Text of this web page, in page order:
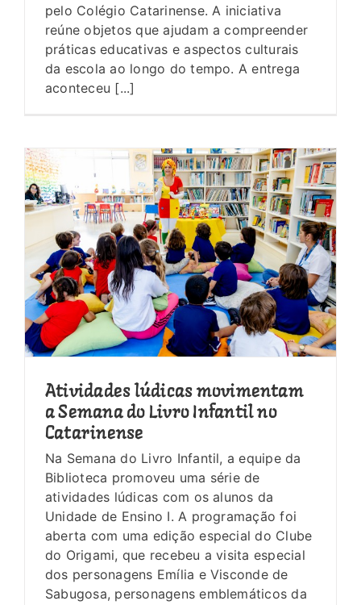
pelo Colégio Catarinense. A iniciativa
reúne objetos que ajudam a compreender
práticas educativas e aspectos culturais
da escola ao longo do tempo. A entrega
aconteceu [...]
Atividades lúdicas movimentam
a Semana do Livro Infantil no
Catarinense
Na Semana do Livro Infantil, a equipe da
Biblioteca promoveu uma série de
atividades lúdicas com os alunos da
Unidade de Ensino I. A programação foi
aberta com uma edição especial do Clube
do Origami, que recebeu a visita especial
dos personagens Emília e Visconde de
Sabugosa, personagens emblemáticos da